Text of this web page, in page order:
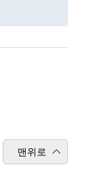
맨위로